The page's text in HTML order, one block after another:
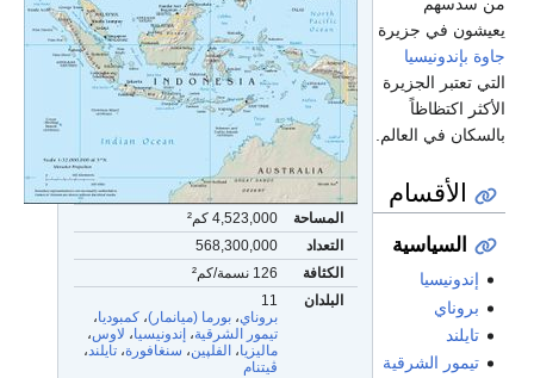
المساحة
4,523,000 كم²
التعداد
568,300,000
الكثافة
126 نسمة/كم²
البلدان
11
بروناي،بورما (ميانمار)،كمبوديا،
تيمور الشرقية، إندونيسيا، لاوس،
ماليزيا، الفلپين، سنغافورة،تايلند،
ڤيتنام
يعيشون في جزيرة
جاوة بإندونيسيا
التي تعتبر الجزيرة
الأكثر اكتظاظاً
بالسكان في العالم.
الأقسام
السياسية
إندونيسيا
بروناي
تايلند
تيمور الشرقية